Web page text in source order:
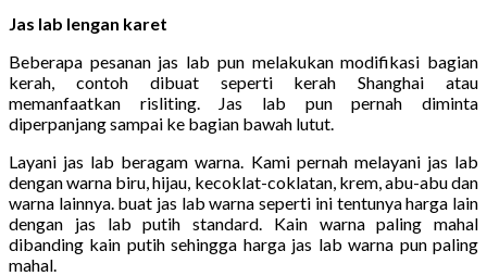
Jas lab lengan karet
Beberapa pesanan jas lab pun melakukan modifikasi bagian
kerah, contoh dibuat seperti kerah Shanghai atau
memanfaatkan risliting. Jas lab pun pernah diminta
diperpanjang sampai ke bagian bawah lutut.
Layani jas lab beragam warna. Kami pernah melayani jas lab
dengan warna biru, hijau, kecoklat-coklatan, krem, abu-abu dan
warna lainnya. buat jas lab warna seperti ini tentunya harga lain
dengan jas lab putih standard. Kain warna paling mahal
dibanding kain putih sehingga harga jas lab warna pun paling
mahal.